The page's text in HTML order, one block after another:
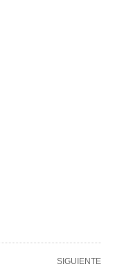
SIGUIENTE